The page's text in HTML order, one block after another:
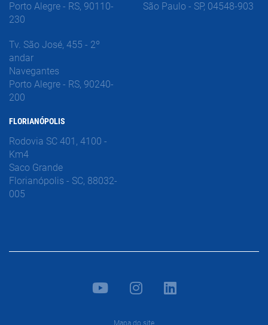
Porto Alegre - RS, 90110-
230
Tv. São José, 455 - 2º
andar
Navegantes
Porto Alegre - RS, 90240-
200
FLORIANÓPOLIS
Rodovia SC 401, 4100 -
Km4
Saco Grande
Florianópolis - SC, 88032-
005
São Paulo - SP, 04548-903
Mapa do site